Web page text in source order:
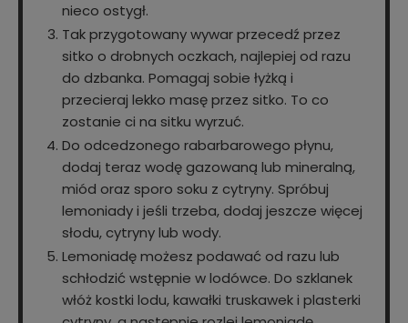
nieco ostygł.
Tak przygotowany wywar przecedź przez
sitko o drobnych oczkach, najlepiej od razu
do dzbanka. Pomagaj sobie łyżką i
przecieraj lekko masę przez sitko. To co
zostanie ci na sitku wyrzuć.
Do odcedzonego rabarbarowego płynu,
dodaj teraz wodę gazowaną lub mineralną,
miód oraz sporo soku z cytryny. Spróbuj
lemoniady i jeśli trzeba, dodaj jeszcze więcej
słodu, cytryny lub wody.
Lemoniadę możesz podawać od razu lub
schłodzić wstępnie w lodówce. Do szklanek
włóż kostki lodu, kawałki truskawek i plasterki